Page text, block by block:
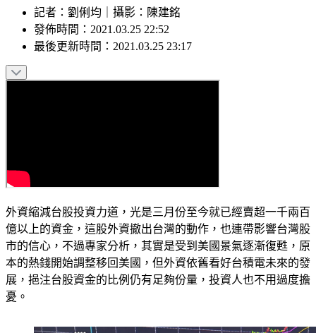
記者 ： 劉俐均 攝影 ： 陳建銘
發佈時間： 2021.03.25 22:52
最後更新時間： 2021.03.25 23:17
外資縮減台股投資力道，光是三月份至今就已經賣超一千兩百
億以上的資金，這股外資撤出台灣的動作，也連帶影響台灣股
市的信心，不過專家分析，其實是受到美國景氣逐漸復甦，原
本的熱錢開始調整移回美國，但外資依舊看好台積電未來的發
展，挹注台股資金的比例仍有足夠份量，投資人也不用過度擔
憂。